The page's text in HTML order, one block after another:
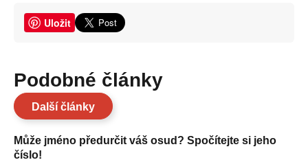
Uložit
Podobné články
Další články
Může jméno předurčit váš osud? Spočítejte si jeho
číslo!